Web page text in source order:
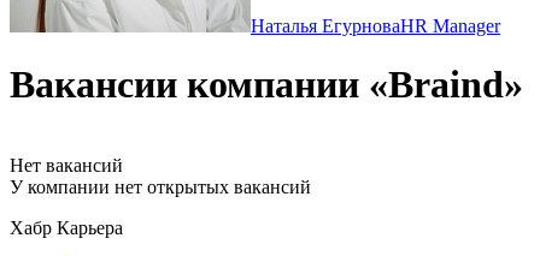
Наталья ЕгурноваHR Manager
Вакансии компании «Braind»
Нет вакансий
У компании нет открытых вакансий
Хабр Карьера